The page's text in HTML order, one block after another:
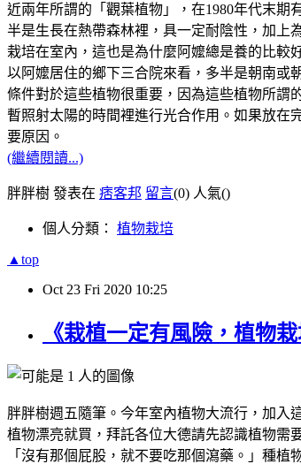
近兩年所謂的「觀葉植物」，在1980年代末
半是生長在熱帶森林裡，具一定耐陰性，加上
栽培在室內，這也是為什麼阿嬤總是養的比較
以阿嬤居住的鄉下三合院來看，多半是朝南或
條件對於這些植物很重要，因為這些植物所謂
暫照射太陽的時間裡進行光合作用。如果放在
要原因。
(繼續閱讀...)
胖胖樹 發表在 痞客邦 留言(0) 人氣()
個人分類： 植物栽培
▲top
Oct 23 Fri 2020 10:25
《栽植一定有風險，植物
胖胖樹週五隨筆。今年室內植物大流行，加入
植物漂亮就買，拜託各位大德請先認識植物需
「沒有那個屁股，就不要吃那個瀉藥。」種